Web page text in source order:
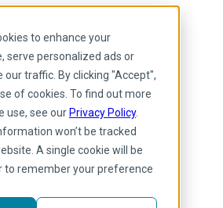
to enhance your
serve personalized ads or
traffic. By clicking "Accept",
of cookies. To find out more
use, see our Privacy Policy.
won’t be tracked
A single cookie will be
to remember your preference